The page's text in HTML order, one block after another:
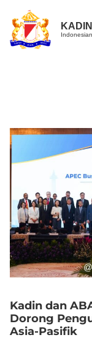
Kadin dan
Dorong
Asia-Pasifik